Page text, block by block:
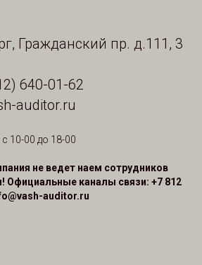
Гражданский пр. д.111, 3
640-01-62
auditor.ru
10-00 до 18-00
не ведет наем сотрудников
Официальные каналы связи: +7 812
auditor.ru